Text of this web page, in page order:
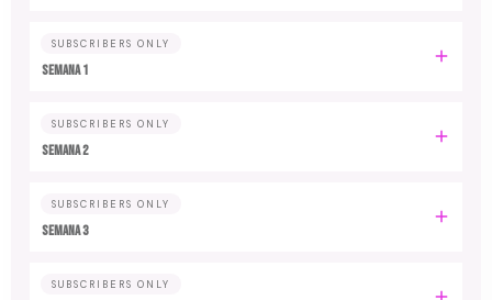
SUBSCRIBERS ONLY
Semana 1
SUBSCRIBERS ONLY
Semana 2
SUBSCRIBERS ONLY
Semana 3
SUBSCRIBERS ONLY